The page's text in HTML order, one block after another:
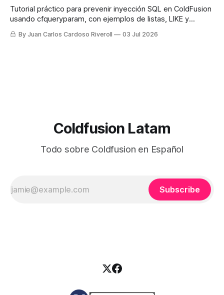
Tutorial práctico para prevenir inyección SQL en ColdFusion
usando cfqueryparam, con ejemplos de listas, LIKE y
columnas dinámicas.
By Juan Carlos Cardoso Riveroll 03 Jul 2026
Coldfusion Latam
Todo sobre Coldfusion en Español
Subscribe